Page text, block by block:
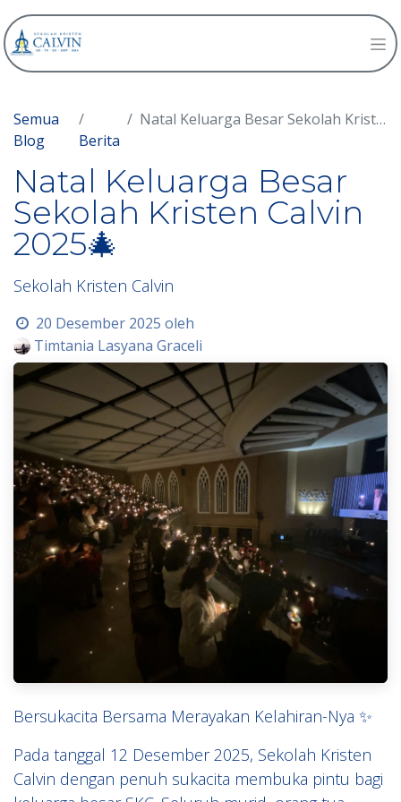
Semua
Blog
Berita
Natal Keluarga Besar Sekolah Kristen Calvin 2025🎄
Natal Keluarga Besar
Sekolah Kristen Calvin
2025🎄
Sekolah Kristen Calvin
20 Desember 2025 oleh
Timtania Lasyana Graceli
Bersukacita Bersama Merayakan Kelahiran-Nya ✨
Pada tanggal 12 Desember 2025, Sekolah Kristen
Calvin dengan penuh sukacita membuka pintu bagi